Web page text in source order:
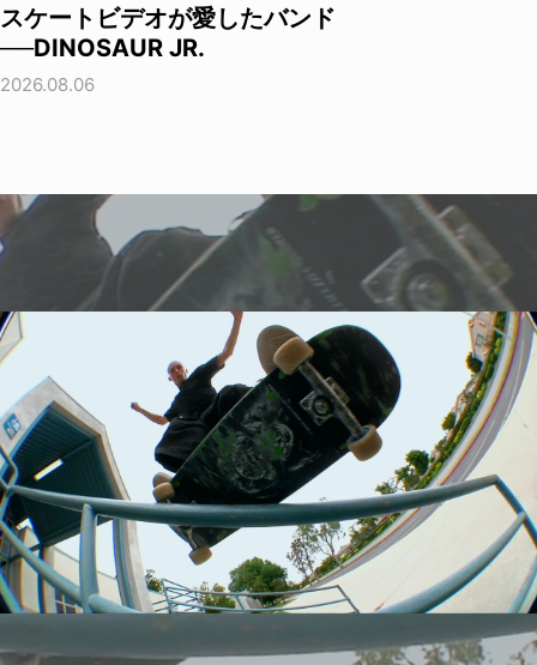
スケートビデオが愛したバンド
──DINOSAUR JR.
2026.08.06